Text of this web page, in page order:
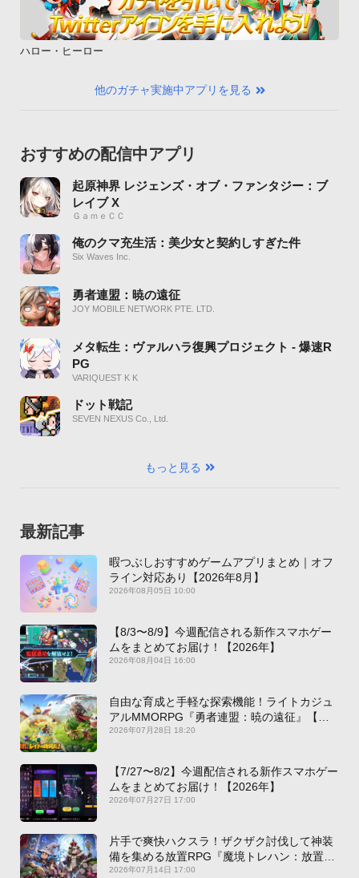
ハロー・ヒーロー
他のガチャ実施中アプリを見る
おすすめの配信中アプリ
起原神界 レジェンズ・オブ・ファンタジー：ブ
レイブ X
ＧａｍｅＣＣ
俺のクマ充生活：美少女と契約しすぎた件
Six Waves Inc.
勇者連盟：暁の遠征
JOY MOBILE NETWORK PTE. LTD.
メタ転生：ヴァルハラ復興プロジェクト - 爆速R
PG
VARIQUEST K K
ドット戦記
SEVEN NEXUS Co., Ltd.
もっと見る
最新記事
暇つぶしおすすめゲームアプリまとめ｜オフ
ライン対応あり【2026年8月】
2026年08月05日 10:00
【8/3〜8/9】今週配信される新作スマホゲー
ムをまとめてお届け！【2026年】
2026年08月04日 16:00
自由な育成と手軽な探索機能！ライトカジュ
アルMMORPG『勇者連盟：暁の遠征』【最
新作PICKUP】
2026年07月28日 18:20
【7/27〜8/2】今週配信される新作スマホゲー
ムをまとめてお届け！【2026年】
2026年07月27日 17:00
片手で爽快ハクスラ！ザクザク討伐して神装
備を集める放置RPG『魔境トレハン：放置で
神装備』【最新作PICKUP】
2026年07月14日 17:00